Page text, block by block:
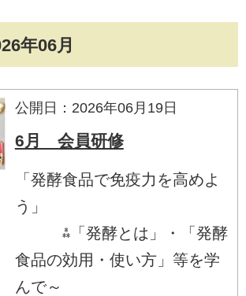
年06月
公開日：2026年06月19日
6月 会員研修
「発酵食品で免疫力を高めよ
う」
⁂「発酵とは」・「発酵
食品の効用・使い方」等を学
んで～